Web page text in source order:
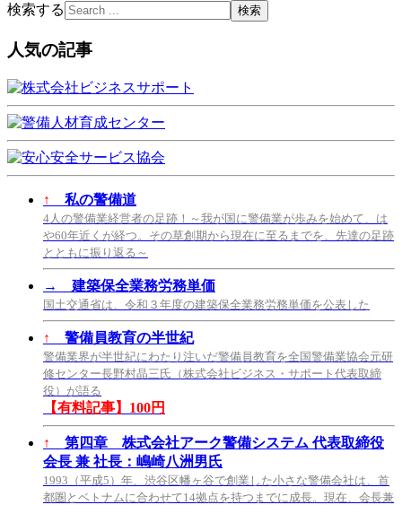
検索する
人気の記事
↑ 私の警備道
4人の警備業経営者の足跡！～我が国に警備業が歩みを始めて、は
や60年近くが経つ。その草創期から現在に至るまでを、先達の足跡
とともに振り返る～
→ 建築保全業務労務単価
国土交通省は、令和３年度の建築保全業務労務単価を公表した
↑ 警備員教育の半世紀
警備業界が半世紀にわたり注いだ警備員教育を全国警備業協会元研
修センター長野村晶三氏（株式会社ビジネス・サポート代表取締
役）が語る
【有料記事】100円
↑
第四章 株式会社アーク警備システム 代表取締役
会長 兼 社長：嶋崎八洲男氏
1993（平成5）年、渋谷区幡ヶ谷で創業した小さな警備会社は、首
都圏とベトナムに合わせて14拠点を持つまでに成長。現在、会長兼